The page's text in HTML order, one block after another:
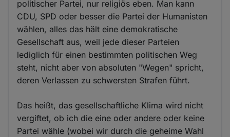
politischer Partei, nur religiös eben. Man kann
CDU, SPD oder besser die Partei der Humanisten
wählen, alles das hält eine demokratische
Gesellschaft aus, weil jede dieser Parteien
lediglich für einen bestimmten politischen Weg
steht, nicht aber von absoluten "Wegen" spricht,
deren Verlassen zu schwersten Strafen führt.
Das heißt, das gesellschaftliche Klima wird nicht
vergiftet, ob ich die eine oder andere oder keine
Partei wähle (wobei wir durch die geheime Wahl